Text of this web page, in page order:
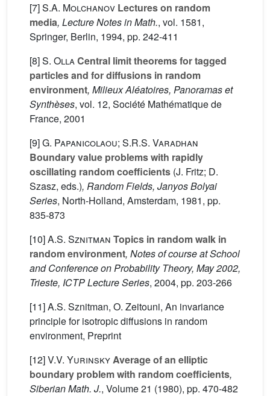
[7]S.A. Molchanov Lectures on random
media, Lecture Notes in Math., vol. 1581,
Springer, Berlin, 1994, pp. 242-411
[8]S. OllaCentral limit theorems for tagged
particles and for diffusions in random
environment, Milieux Aléatoires, Panoramas et
Synthèses, vol. 12, Société Mathématique de
France, 2001
[9]G. Papanicolaou; S.R.S. Varadhan
Boundary value problems with rapidly
oscillating random coefficients (J. Fritz; D.
Szasz, eds.), Random Fields, Janyos Bolyai
Series, North-Holland, Amsterdam, 1981, pp.
835-873
[10]A.S. Sznitman Topics in random walk in
random environment, Notes of course at School
and Conference on Probability Theory, May 2002,
Trieste, ICTP Lecture Series, 2004, pp. 203-266
[11] A.S. Sznitman, O. Zeitouni, An invariance
principle for isotropic diffusions in random
environment, Preprint
[12]V.V. YurinskyAverage of an elliptic
boundary problem with random coefficients,
Siberian Math. J., Volume 21 (1980), pp. 470-482